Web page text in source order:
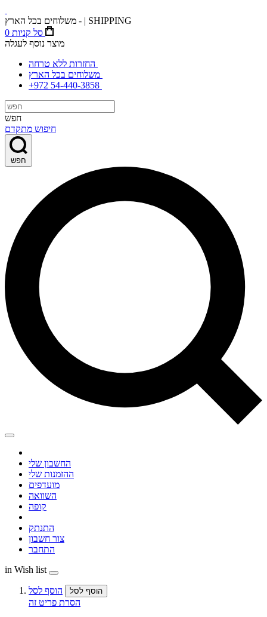
משלוחים בכל הארץ - | SHIPPING
0 סל קניות
מוצר נוסף לעגלה
+972 54-440-3858
חפש
חיפוש מתקדם
חפש
החשבון שלי
ההזמנות שלי
מועדפים
השוואה
קופה
התנתק
צור חשבון
התחבר
in Wish list
הוסף לסל הוסף לסל
הסרת פריט זה